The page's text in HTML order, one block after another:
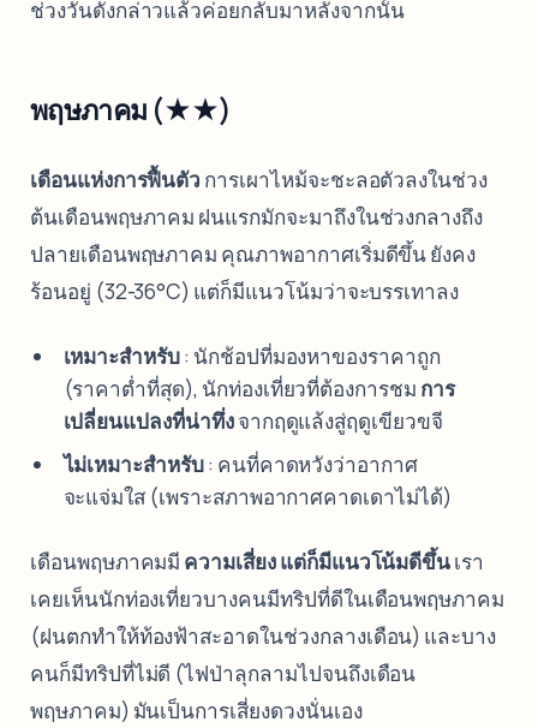
ช่วงวันดังกล่าวแล้วค่อยกลับมาหลังจากนั้น
พฤษภาคม (★★)
เดือนแห่งการฟื้นตัว การเผาไหม้จะชะลอตัวลงในช่วง
ต้นเดือนพฤษภาคม ฝนแรกมักจะมาถึงในช่วงกลางถึง
ปลายเดือนพฤษภาคม คุณภาพอากาศเริ่มดีขึ้น ยังคง
ร้อนอยู่ (32-36°C) แต่ก็มีแนวโน้มว่าจะบรรเทาลง
เหมาะสำหรับ: นักช้อปที่มองหาของราคาถูก
(ราคาต่ำที่สุด), นักท่องเที่ยวที่ต้องการชม การ
เปลี่ยนแปลงที่น่าทึ่งจากฤดูแล้งสู่ฤดูเขียวขจี
ไม่เหมาะสำหรับ: คนที่คาดหวังว่าอากาศ
จะแจ่มใส (เพราะสภาพอากาศคาดเดาไม่ได้)
เดือนพฤษภาคมมี ความเสี่ยง แต่ก็มีแนวโน้มดีขึ้นเรา
เคยเห็นนักท่องเที่ยวบางคนมีทริปที่ดีในเดือนพฤษภาคม
(ฝนตกทำให้ท้องฟ้าสะอาดในช่วงกลางเดือน) และบาง
คนก็มีทริปที่ไม่ดี (ไฟป่าลุกลามไปจนถึงเดือน
พฤษภาคม) มันเป็นการเสี่ยงดวงนั่นเอง